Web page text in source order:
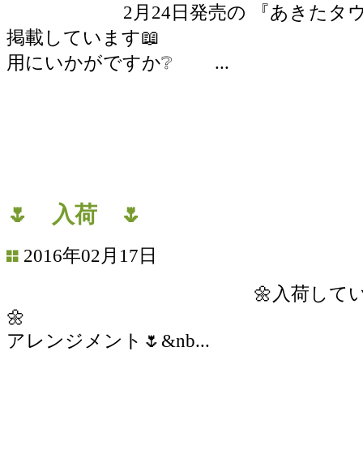
2月24日発売の 『あきたタウ
掲載しています📖
用にいかがですか❔ ...
🌷 入荷 🌷
2016年02月17日
🌼入荷していま
🌼
アレンジメント🌷&nb...